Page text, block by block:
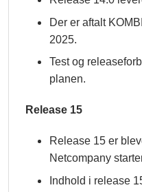
Der er aftalt
2025.
Test og
planen.
Release 15
Release 15 er
Netcompany
Indhold i release